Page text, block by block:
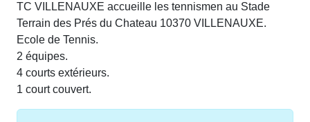
TC VILLENAUXE accueille les tennismen au Stade
Terrain des Prés du Chateau 10370 VILLENAUXE.
Ecole de Tennis.
2 équipes.
4 courts extérieurs.
1 court couvert.